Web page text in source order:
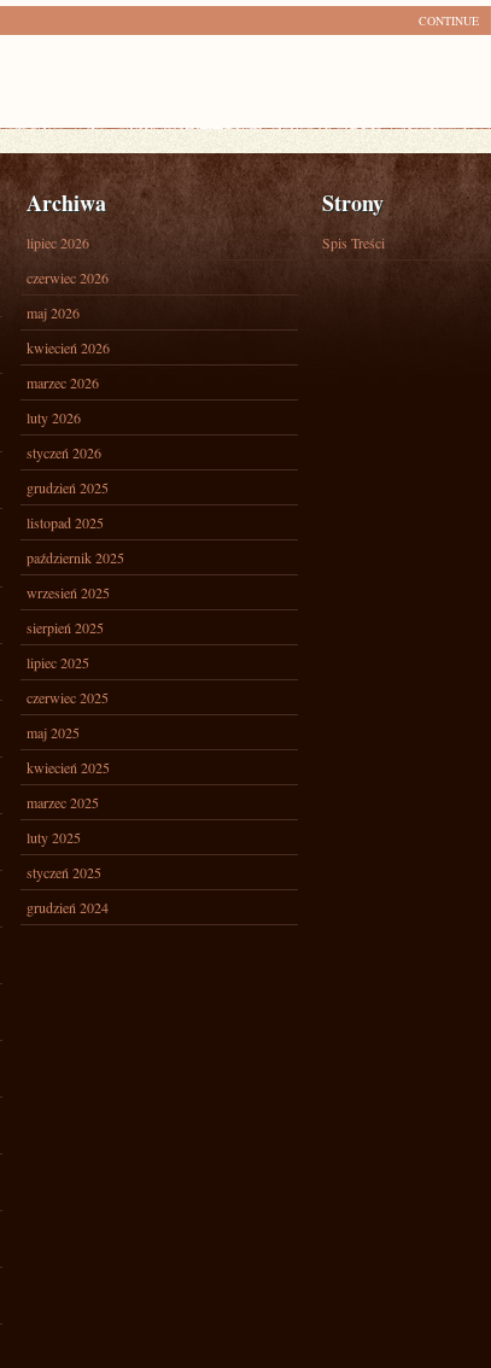
CONTINUE
Archiwa
lipiec 2026
czerwiec 2026
maj 2026
kwiecień 2026
marzec 2026
luty 2026
styczeń 2026
grudzień 2025
listopad 2025
październik 2025
wrzesień 2025
sierpień 2025
lipiec 2025
czerwiec 2025
maj 2025
kwiecień 2025
marzec 2025
luty 2025
styczeń 2025
grudzień 2024
Strony
Spis Treści